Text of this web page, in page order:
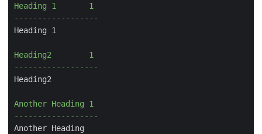
Heading 1       1
------------------
Heading 1
Heading2        1
------------------
Heading2
Another Heading 1
------------------